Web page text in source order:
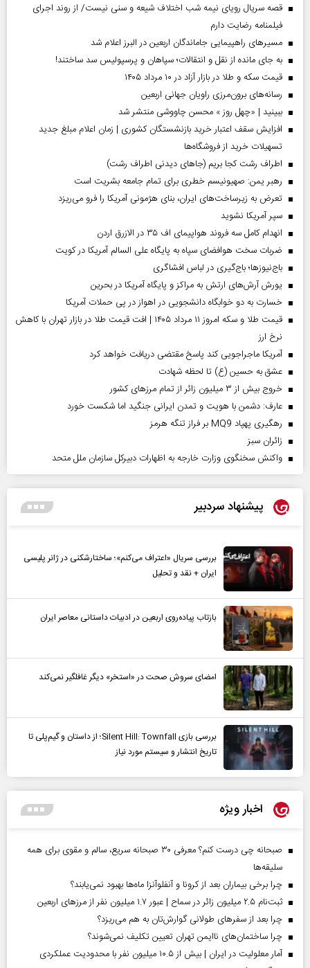
قصه سریال رویای نیمه شب اختلاف شیعه و سنی نیست/ از روند اجرای
فیلمنامه رضایت دارم
مسیر‌های راهپیمایی جاماندگان اربعین در البرز اعلام شد
به جای مانده از نقل و انتقالات؛ سپاهان و پرسپولیس سد ساختند!
قیمت سکه و طلا در بازار آزاد در ۱۰ مرداد ۱۴۰۵
رسانه‌های برون‌مرزی راویان جهانی اربعین
ببینید | «چهل روز » محسن چاووشی منتشر شد
افزایش سقف اعتبار خرید بازنشستگان کشوری | زمان اعلام مبلغ جدید
تسهیلات خرید از فروشگاه‌ها
اطراف رشت کجا بریم (جاهای دیدنی اطراف رشت)
رهبر یمن: صهیونیسم خطری برای تمام جامعه بشریت است
تعرض به زیرساخت‌های ایران، بنای هژمونی آمریکا را فرو می‌ریزد
سپر آمریکا نشوید
انهدام کامل سه فروند هواپیمای اف ۳۵ در الازرق اردن
ضربات سخت هوافضای سپاه به پایگاه علی السالم آمریکا در کویت
باج‌نیوزها؛ باج‌گیری در لباس افشاگری
یورش آرش‌های ارتش به مراکز و پایگاه‌ آمریکا در بحرین
خسارت به دو خوابگاه دانشجویی در اهواز در پی حملات آمریکا
قیمت طلا و سکه امروز ۱۱ مرداد ۱۴۰۵ | افت قیمت طلا در بازار تهران با کاهش
نرخ ارز
آمریکا ماجراجویی کند پاسخ مقتضی دریافت خواهد کرد
عشق به حسین (ع) تا لحظه شهادت
خروج بیش از ۳ میلیون زائر از تمام مرز‌های کشور
عارف: دشمن با هویت و تمدن ایرانی جنگید اما شکست خورد
رهگیری پهپاد MQ9 بر فراز تنگه هرمز
‌زائران سبز
واکنش سخنگوی وزارت خارجه به اظهارات دبیرکل سازمان ملل متحد
پیشنهاد سردبیر
بررسی سریال «اعتراف می‌کنم»؛ ساختارشکنی در ژانر پلیسی
ایران + نقد و تحلیل
بازتاب پیاده‌روی اربعین در ادبیات داستانی معاصر ایران
امضای سروش صحت در «استخر» دیگر غافلگیر نمی‌کند
بررسی بازی Silent Hill: Townfall؛ از داستان و گیم‌پلی تا
تاریخ انتشار و سیستم مورد نیاز
اخبار ویژه
صبحانه چی درست کنم؟ معرفی ۳۰ صبحانه سریع، سالم و مقوی برای همه
سلیقه‌ها
چرا برخی بیماران بعد از کرونا و آنفلوآنزا ماه‌ها بهبود نمی‌یابند؟
ثبت‌نام ۲.۵ میلیون زائر در سماح | عبور ۱.۷ میلیون نفر از مرز‌های اربعین
چرا بعد از سفرهای طولانی گوارش‌تان به هم می‌ریزد؟
چرا ساختمان‌های ناایمن تهران تعیین تکلیف نمی‌شوند؟
آمار معلولیت در ایران | بیش از ۱۰.۵ میلیون نفر با محدودیت عملکردی